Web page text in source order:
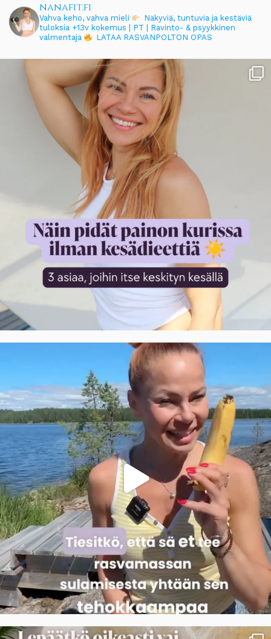
nanafit.fi
Vahva keho, vahva mieli
Näkyviä, tuntuvia ja kestäviä
tuloksia +13v kokemus | PT | Ravinto- & psyykkinen
valmentaja
LATAA RASVANPOLTON OPAS